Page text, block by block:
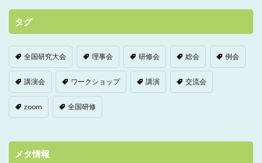
タグ
全国研究大会 理事会 研修会 総会 例会
講演会 ワークショップ 講演 交流会
zoom 全国研修
メタ情報